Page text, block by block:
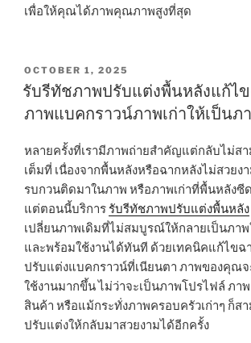
เพื่อให้คุณได้ภาพคุณภาพสูงที่สุด
POSTED
ON
OCTOBER 1, 2025
รับรีทัชภาพปรับแต่งพื้นหลังแก้ไ
ภาพแบคกราวน์ภาพเก่าให้เป็นภ
หลายครั้งที่เรามีภาพถ่ายสำคัญแต่กลับไม่สา
เต็มที่ เนื่องจากพื้นหลังหรือฉากหลังไม่สวยง
รบกวนติดมาในภาพ หรือภาพเก่าที่พื้นหลังซี
แต่ตอนนี้บริการ รับรีทัชภาพปรับแต่งพื้นหลัง
เปลี่ยนภาพเดิมที่ไม่สมบูรณ์ให้กลายเป็นภา
และพร้อมใช้งานได้ทันที ด้วยเทคนิคแก้ไขฉ
ปรับแต่งแบคกราวน์ที่เนียนตา ภาพของคุณ
ใช้งานมากขึ้น ไม่ว่าจะเป็นภาพโปรไฟล์ ภา
สินค้า หรือแม้กระทั่งภาพครอบครัวเก่าๆ ก็ส
ปรับแต่งให้กลับมาสวยงามได้อีกครั้ง